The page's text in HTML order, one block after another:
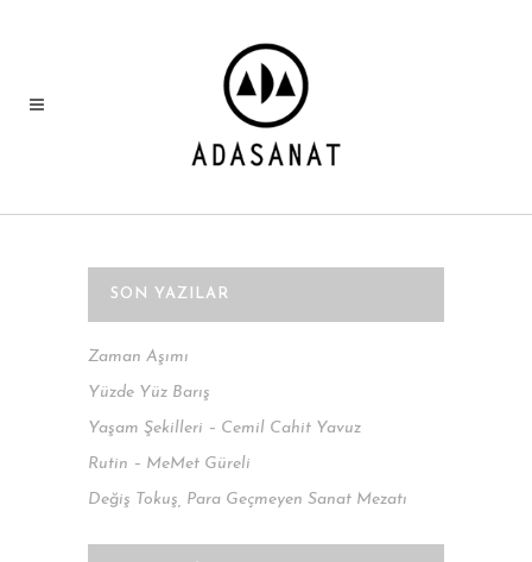
SON YAZILAR
Zaman Aşımı
Yüzde Yüz Barış
Yaşam Şekilleri – Cemil Cahit Yavuz
Rutin – MeMet Güreli
Değiş Tokuş, Para Geçmeyen Sanat Mezatı